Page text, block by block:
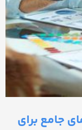
جامع برای